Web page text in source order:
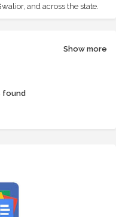
and across the state.
Show more
found